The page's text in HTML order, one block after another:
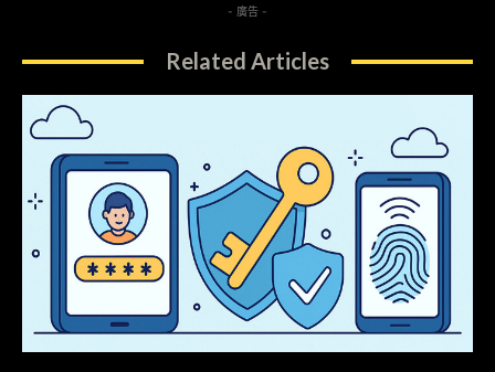
- 廣告 -
Related Articles